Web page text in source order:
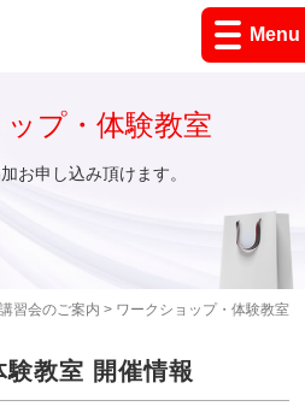
Menu
講習会のご案内 > ワークショップ・体験教室
プ・体験教室
お申し込み頂けます。
験教室 開催情報